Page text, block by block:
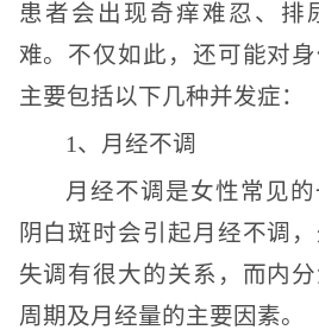
患者会出现奇痒难忍、排
难。不仅如此，还可能对身
主要包括以下几种并发症：
1、月经不调
月经不调是女性常见
阴白斑时会引起月经不调
失调有很大的关系，而内
周期及月经量的主要因素。